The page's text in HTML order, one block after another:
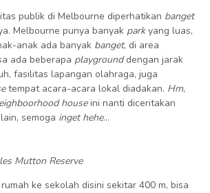
publik di Melbourne diperhatikan banget
Melbourne punya banyak parkyang luas,
anak ada banyak banget, di area
ada beberapa playgrounddengan jarak
fasilitas lapangan olahraga, juga
tempat acara-acara lokal diadakan. Hm,
houseini nanti diceritakan
semoga inget hehe…
Mutton Reserve
ke sekolah disini sekitar 400 m, bisa